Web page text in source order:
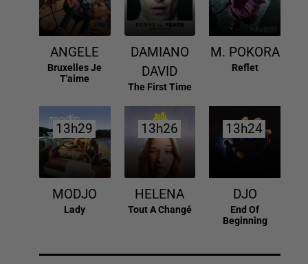
ANGELE
Bruxelles Je
T'aime
DAMIANO
DAVID
The First Time
M. POKORA
Reflet
13h29
13h29
MODJO
Lady
13h26
13h26
HELENA
Tout A Changé
13h24
13h24
DJO
End Of
Beginning